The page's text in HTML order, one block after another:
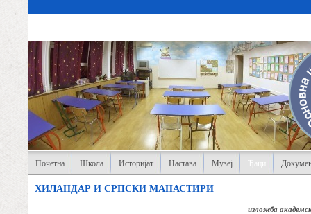
Почетна Школа Историјат Настава Музеј Ђаци
ХИЛАНДАР И СРПСКИ МАНАСТИРИ
изложба